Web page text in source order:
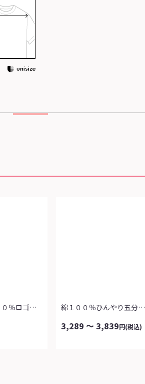
ひんやり綿１００％ロゴＴシャツ 綿１００％ひんやり五分袖プルオーバー
3,289 ～ 3,839円(税込)